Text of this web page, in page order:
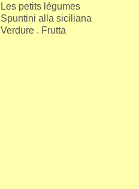
Les petits légumes
Spuntini alla siciliana
Verdure . Frutta